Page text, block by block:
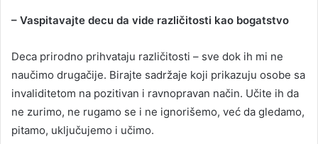
– Vaspitavajte decu da vide različitosti kao bogatstvo
Deca prirodno prihvataju različitosti – sve dok ih mi ne
naučimo drugačije. Birajte sadržaje koji prikazuju osobe sa
invaliditetom na pozitivan i ravnopravan način. Učite ih da
ne zurimo, ne rugamo se i ne ignorišemo, već da gledamo,
pitamo, uključujemo i učimo.